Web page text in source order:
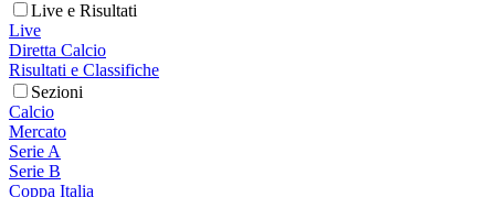
Live e Risultati
Live
Diretta Calcio
Risultati e Classifiche
Sezioni
Calcio
Mercato
Serie A
Serie B
Coppa Italia